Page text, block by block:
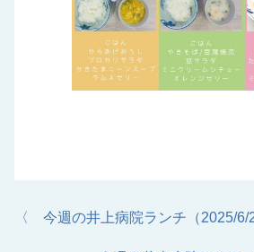
〈 今週の井上病院ランチ（2025/6/